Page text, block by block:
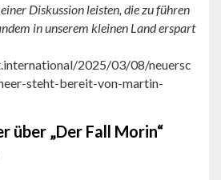
Diskussion leisten, die zu führen
in unserem kleinen Land erspart
2025/03/08/neuersc
steht-bereit-von-martin-
über „Der Fall Morin“